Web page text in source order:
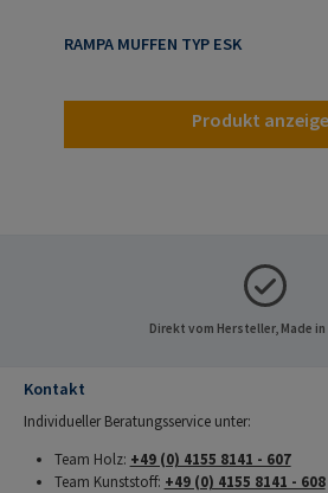
RAMPA MUFFEN TYP ESK
Produkt
Direkt vom Hersteller, Made in
Kontakt
Individueller Beratungsservice unter:
Team Holz: +49 (0) 4155 8141 - 607
Team Kunststoff: +49 (0) 4155 8141 - 608